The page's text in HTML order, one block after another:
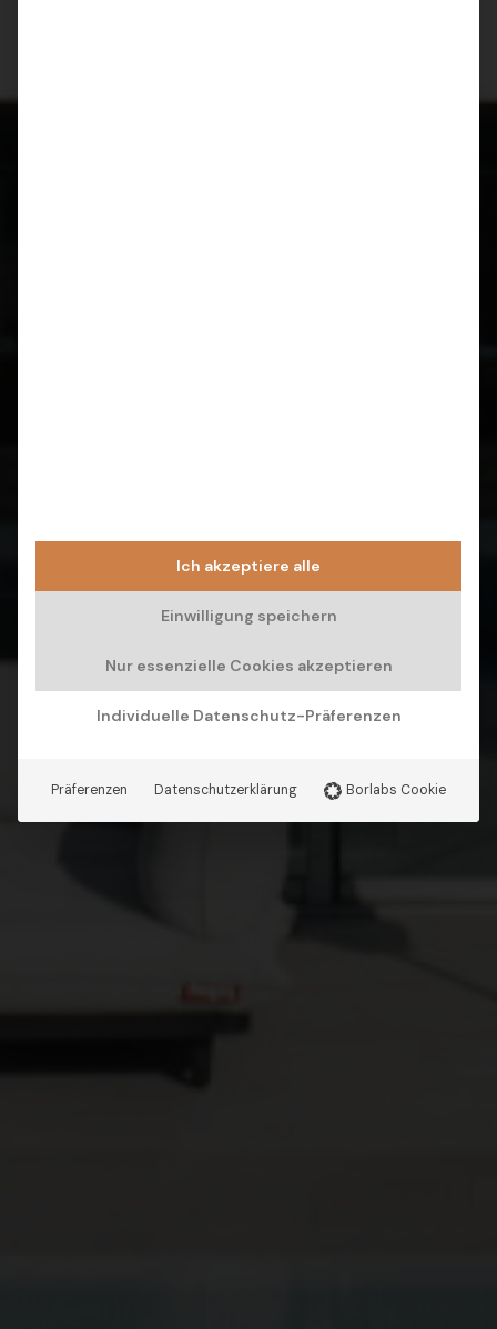
Ich akzeptiere alle
Einwilligung speichern
Nur essenzielle Cookies akzeptieren
Individuelle Datenschutz-Präferenzen
Präferenzen Datenschutzerklärung Borlabs Cookie